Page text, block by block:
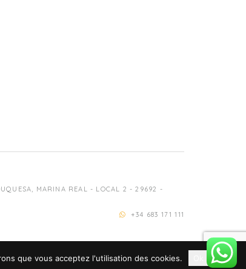
MARINA REAL - LOCAL 2 - 29692 -
+34 683 171 111
que vous acceptez l'utilisation des cookies.